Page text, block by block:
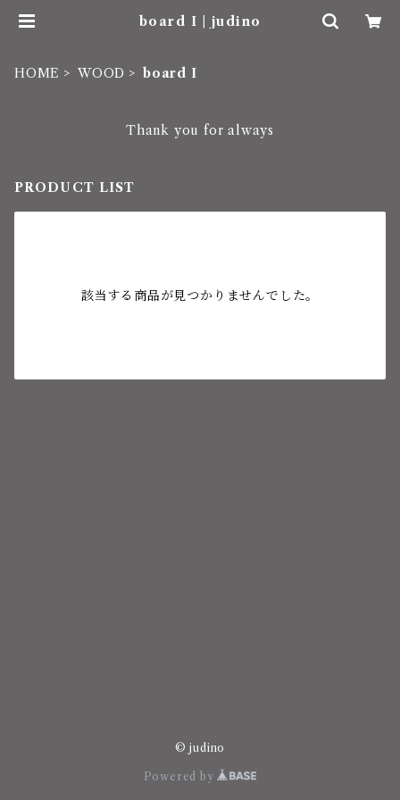
board I | judino
HOME WOOD board I
Thank you for always
PRODUCT LIST
該当する商品が見つかりませんでした。
© judino
Powered by